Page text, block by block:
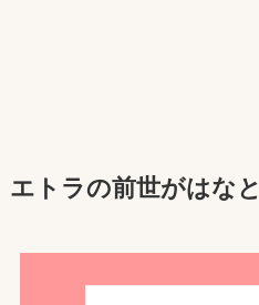
エトラの前世がはなと